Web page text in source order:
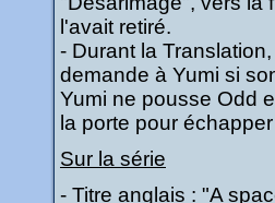
l'avait retiré.
- Durant la
demande à Yumi si
Yumi ne pousse Odd
la porte pour
Sur la série
- Titre anglais : "A